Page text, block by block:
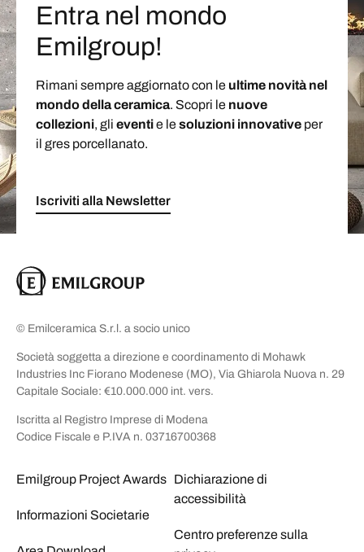
Entra nel mondo
Emilgroup!
Rimani sempre aggiornato con le ultime novità nel
mondo della ceramica. Scopri le nuove
collezioni, gli eventie lesoluzioni innovative per
il gres porcellanato.
Iscriviti alla Newsletter
© Emilceramica S.r.l. a socio unico
Società soggetta a direzione e coordinamento di Mohawk
Industries Inc Fiorano Modenese (MO), Via Ghiarola Nuova n. 29
Capitale Sociale: €10.000.000 int. vers.
Iscritta al Registro Imprese di Modena
Codice Fiscale e P.IVA n. 03716700368
Emilgroup Project Awards
Informazioni Societarie
Dichiarazione di
accessibilità
Centro preferenze sulla